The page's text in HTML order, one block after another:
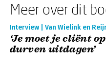
Meer over dit
Interview | Van Wielink en
‘Je moet je cliënt
durven uitdagen’